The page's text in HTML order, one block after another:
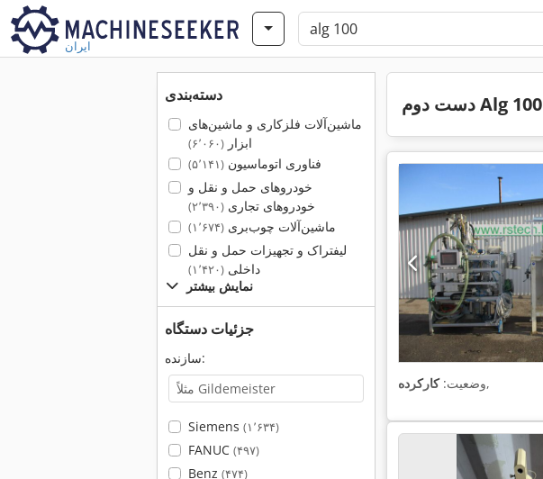
ایران
دسته‌بندی
ماشین‌آلات فلزکاری و ماشین‌های
ابزار(۶٬۰۶۰)
فناوری اتوماسیون(۵٬۱۴۱)
خودروهای حمل و نقل و
خودروهای تجاری(۲٬۳۹۰)
ماشین‌آلات چوب‌بری(۱٬۶۷۴)
لیفتراک و تجهیزات حمل و نقل
داخلی(۱٬۴۲۰)
نمایش بیشتر
جزئیات دستگاه
سازنده:
Siemens (۱٬۶۳۴)
FANUC (۴۹۷)
Benz (۴۷۴)
دست دوم Alg 100
وضعیت:کارکرده ,